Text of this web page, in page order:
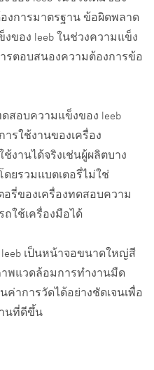
งการมาตรฐาน ข้อผิดพลาด
ของ leeb ในช่วงความแข็ง
รตอบสนองความต้องการข้อ
สอบความแข็งของ leeb
ารใช้งานของเครื่อง
งานได้จริงเช่นผู้ผลิตบาง
ดยรวมแบตเตอรี่ไม่ใช่
อรี่ของเครื่องทดสอบความ
ถใช้เครื่องมือได้
เป็นหน้าจอขนาดใหญ่สี
าพแวดล้อมการทำงานมืด
าการวัดได้อย่างชัดเจนเพื่อ
นที่ดีขึ้น